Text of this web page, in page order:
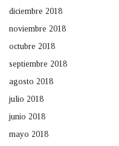
diciembre 2018
noviembre 2018
octubre 2018
septiembre 2018
agosto 2018
julio 2018
junio 2018
mayo 2018